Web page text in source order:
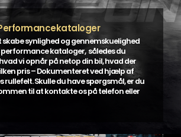
skabe synlighed og gennemskuelighed
kataloger, således du
vi opnår på netop din bil, hvad der
pris – Dokumenteret ved hjælp af
rullefelt. Skulle du have spørgsmål, er du
til at kontakte os på telefon eller